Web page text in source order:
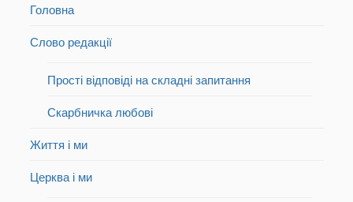
Головна
Слово редакції
Прості відповіді на складні запитання
Скарбничка любові
Життя і ми
Церква і ми